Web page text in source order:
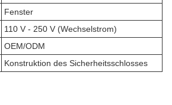
Fenster
110 V - 250 V (Wechselstrom)
OEM/ODM
Konstruktion des Sicherheitsschlosses